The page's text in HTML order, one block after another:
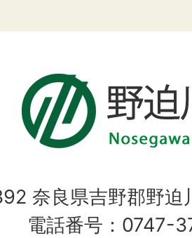
奈良県吉野郡野迫
電話番号：0747-